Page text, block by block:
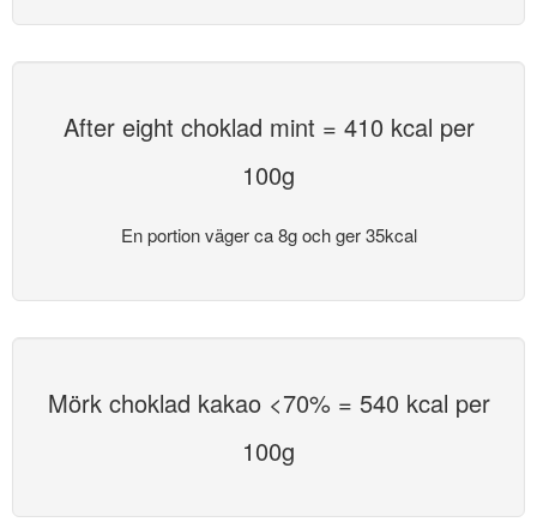
After eight choklad mint = 410 kcal per
100g
En portion väger ca 8g och ger 35kcal
Mörk choklad kakao <70% = 540 kcal per
100g